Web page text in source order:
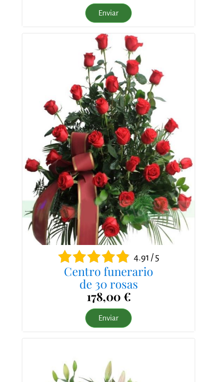
Enviar
4.91 / 5
Centro funerario
de 30 rosas
178,00 €
Enviar